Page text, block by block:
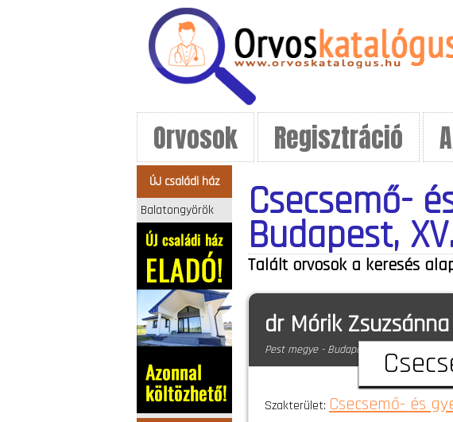
Orvosok Regisztráció
ÚJ családi ház
Balatongyörök
Csecsemő-
Budapest,
Talált orvosok a keresés
dr Mórik Zsuzsánna
Pest megye - Budapest, XV. kerület
Szakterület: Csecsemő- és